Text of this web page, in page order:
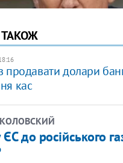
продавати долари
кас
до російського